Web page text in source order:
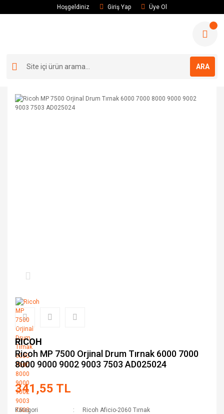
Hoşgeldiniz Giriş Yap Üye Ol
ARA
RICOH
Ricoh MP 7500 Orjinal Drum Tırnak 6000 7000
8000 9000 9002 9003 7503 AD025024
341,55 TL
Kategori
Ricoh Aficio-2060 Tırnak